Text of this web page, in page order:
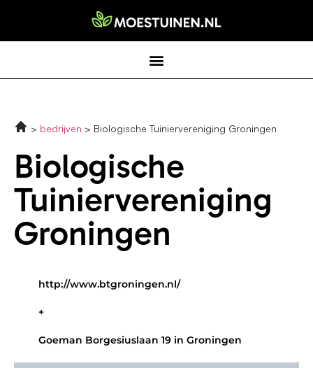
bedrijven Biologische Tuiniervereniging Groningen
Biologische
Tuiniervereniging
Groningen
http://www.btgroningen.nl/
+
Goeman Borgesiuslaan 19 in Groningen